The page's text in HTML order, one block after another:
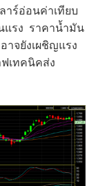
าร์อ่อนค่าเทียบ
แรง ราคาน้ำมัน
าจยังเผชิญแรง
ฟเทคนิคส่ง